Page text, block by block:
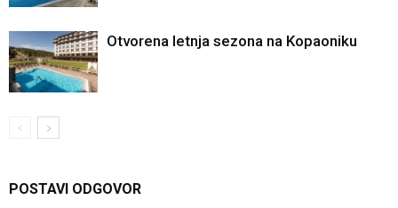
Otvorena letnja sezona na Kopaoniku
POSTAVI ODGOVOR